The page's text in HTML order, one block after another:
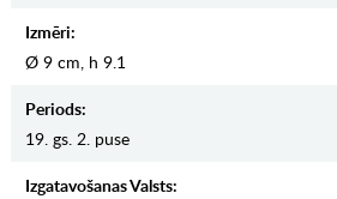
Izmēri:
Ø 9 cm, h 9.1
Periods:
19. gs. 2. puse
Izgatavošanas Valsts: